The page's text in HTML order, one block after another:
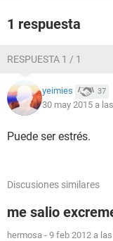
1 respuesta
RESPUESTA 1 / 1
yeimies 37
30 may 2015 a
Puede ser estrés.
Discusiones similares
me salio
hermosa - 9 feb 2012 a